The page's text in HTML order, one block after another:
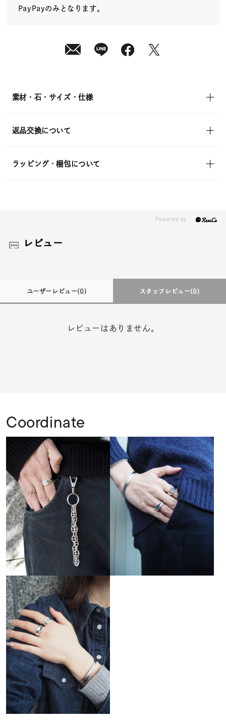
PayPayのみとなります。
素材・石・サイズ・仕様
返品交換について
ラッピング・梱包について
レビュー
ユーザーレビュー(0) スタッフレビュー(0)
レビューはありません。
Coordinate